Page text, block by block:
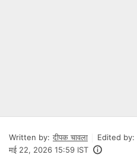
Written by: दीपक चावला Edited by:
मई 22, 2026 15:59 IST